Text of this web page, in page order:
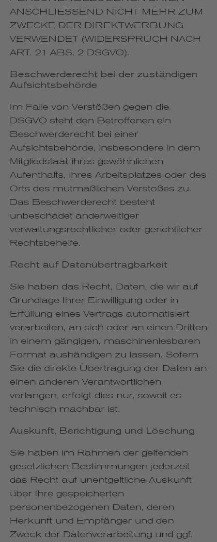
ANSCHLIESSEND NICHT MEHR ZUM
ZWECKE DER DIREKTWERBUNG
VERWENDET (WIDERSPRUCH NACH
ART. 21 ABS. 2 DSGVO).
Beschwerde­recht bei der zuständigen
Aufsichts­behörde
Im Falle von Verstößen gegen die
DSGVO steht den Betroffenen ein
Beschwerderecht bei einer
Aufsichtsbehörde, insbesondere in dem
Mitgliedstaat ihres gewöhnlichen
Aufenthalts, ihres Arbeitsplatzes oder des
Orts des mutmaßlichen Verstoßes zu.
Das Beschwerderecht besteht
unbeschadet anderweitiger
verwaltungsrechtlicher oder gerichtlicher
Rechtsbehelfe.
Recht auf Daten­übertrag­barkeit
Sie haben das Recht, Daten, die wir auf
Grundlage Ihrer Einwilligung oder in
Erfüllung eines Vertrags automatisiert
verarbeiten, an sich oder an einen Dritten
in einem gängigen, maschinenlesbaren
Format aushändigen zu lassen. Sofern
Sie die direkte Übertragung der Daten an
einen anderen Verantwortlichen
verlangen, erfolgt dies nur, soweit es
technisch machbar ist.
Auskunft, Berichtigung und Löschung
Sie haben im Rahmen der geltenden
gesetzlichen Bestimmungen jederzeit
das Recht auf unentgeltliche Auskunft
über Ihre gespeicherten
personenbezogenen Daten, deren
Herkunft und Empfänger und den
Zweck der Datenverarbeitung und ggf.